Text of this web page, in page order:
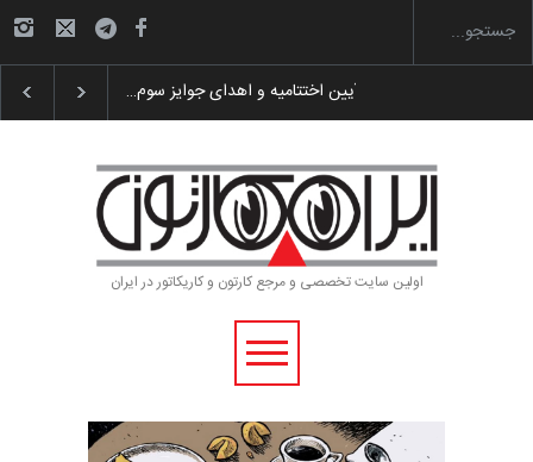
گزارش تصویری آیین اختتامیه و اهدای جوایز سوم…
اولین سایت تخصصی و مرجع کارتون و کاریکاتور در ایران